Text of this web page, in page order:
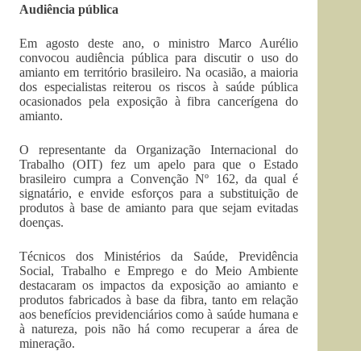
Audiência pública
Em agosto deste ano, o ministro Marco Aurélio
convocou audiência pública para discutir o uso do
amianto em território brasileiro. Na ocasião, a maioria
dos especialistas reiterou os riscos à saúde pública
ocasionados pela exposição à fibra cancerígena do
amianto.
O representante da Organização Internacional do
Trabalho (OIT) fez um apelo para que o Estado
brasileiro cumpra a Convenção Nº 162, da qual é
signatário, e envide esforços para a substituição de
produtos à base de amianto para que sejam evitadas
doenças.
Técnicos dos Ministérios da Saúde, Previdência
Social, Trabalho e Emprego e do Meio Ambiente
destacaram os impactos da exposição ao amianto e
produtos fabricados à base da fibra, tanto em relação
aos benefícios previdenciários como à saúde humana e
à natureza, pois não há como recuperar a área de
mineração.